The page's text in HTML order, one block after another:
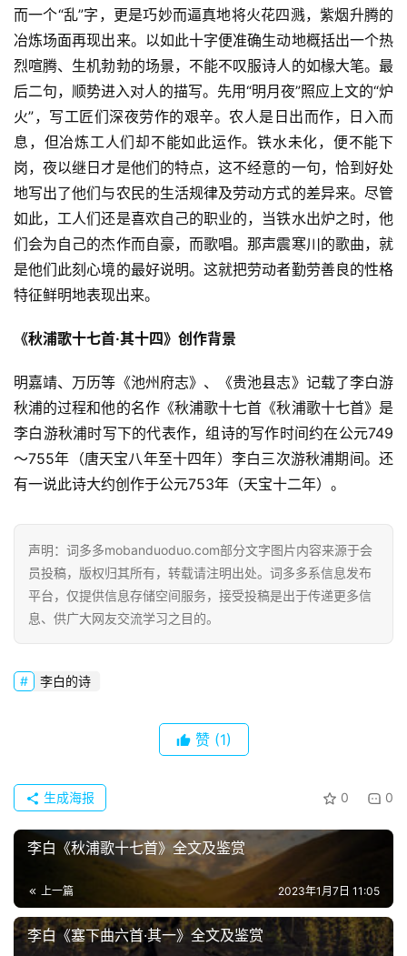
页
句
经
歌
词
而一个“乱”字，更是巧妙而逼真地将火花四溅，紫烟升腾的
冶炼场面再现出来。以如此十字便准确生动地概括出一个热
烈喧腾、生机勃勃的场景，不能不叹服诗人的如椽大笔。最
后二句，顺势进入对人的描写。先用“明月夜”照应上文的“炉
火”，写工匠们深夜劳作的艰辛。农人是日出而作，日入而
息，但冶炼工人们却不能如此运作。铁水未化，便不能下
岗，夜以继日才是他们的特点，这不经意的一句，恰到好处
地写出了他们与农民的生活规律及劳动方式的差异来。尽管
如此，工人们还是喜欢自己的职业的，当铁水出炉之时，他
们会为自己的杰作而自豪，而歌唱。那声震寒川的歌曲，就
是他们此刻心境的最好说明。这就把劳动者勤劳善良的性格
特征鲜明地表现出来。
《秋浦歌十七首·其十四》创作背景
明嘉靖、万历等《池州府志》、《贵池县志》记载了李白游
秋浦的过程和他的名作《秋浦歌十七首《秋浦歌十七首》是
李白游秋浦时写下的代表作，组诗的写作时间约在公元749
～755年（唐天宝八年至十四年）李白三次游秋浦期间。还
有一说此诗大约创作于公元753年（天宝十二年）。
声明：词多多mobanduoduo.com部分文字图片内容来源于会
员投稿，版权归其所有，转载请注明出处。词多多系信息发布
平台，仅提供信息存储空间服务，接受投稿是出于传递更多信
息、供广大网友交流学习之目的。
李白的诗
赞 (1)
0 0
生成海报
李白《秋浦歌十七首》全文及鉴赏
上一篇 2023年1月7日 11:05
李白《塞下曲六首·其一》全文及鉴赏